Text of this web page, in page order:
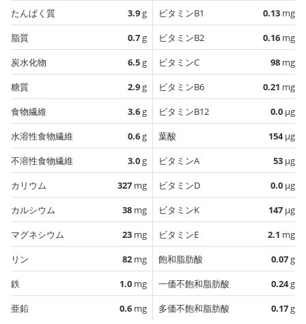
たんぱく質
3.9g
脂質
0.7g
炭水化物
6.5g
糖質
2.9g
食物繊維
3.6g
水溶性食物繊維
0.6g
不溶性食物繊維
3.0g
カリウム
327 mg
カルシウム
38 mg
マグネシウム
23 mg
リン
82 mg
鉄
1.0 mg
亜鉛
0.6 mg
ビタミンB1
0.13 mg
ビタミンB2
0.16 mg
ビタミンC
98 mg
ビタミンB6
0.21 mg
ビタミンB12
0.0 µg
葉酸
154µg
ビタミンA
53 µg
ビタミンD
0.0 µg
ビタミンK
147 µg
ビタミンE
2.1 mg
飽和脂肪酸
0.07g
一価不飽和脂肪酸
0.24g
多価不飽和脂肪酸
0.17g